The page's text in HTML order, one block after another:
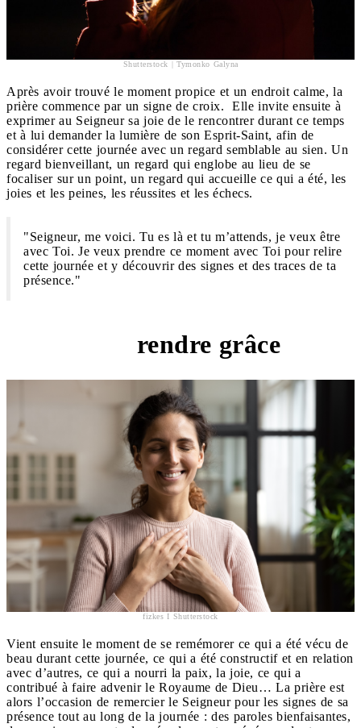
Shutterstock | Tymonko Galyna
Après avoir trouvé le moment propice et un endroit calme, la
prière commence par un signe de croix. Elle invite ensuite à
exprimer au Seigneur sa joie de le rencontrer durant ce temps
et à lui demander la lumière de son Esprit-Saint, afin de
considérer cette journée avec un regard semblable au sien. Un
regard bienveillant, un regard qui englobe au lieu de se
focaliser sur un point, un regard qui accueille ce qui a été, les
joies et les peines, les réussites et les échecs.
"Seigneur, me voici. Tu es là et tu m’attends, je veux être
avec Toi. Je veux prendre ce moment avec Toi pour relire
cette journée et y découvrir des signes et des traces de ta
présence."
rendre grâce
fizkes I Shutterstock
Vient ensuite le moment de se remémorer ce qui a été vécu de
beau durant cette journée, ce qui a été constructif et en relation
avec d’autres, ce qui a nourri la paix, la joie, ce qui a
contribué à faire advenir le Royaume de Dieu… La prière est
alors l’occasion de remercier le Seigneur pour les signes de sa
présence tout au long de la journée : des paroles bienfaisantes,